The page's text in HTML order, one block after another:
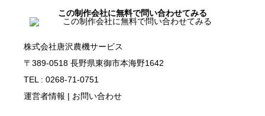
この制作会社に無料で問い合わせてみる
株式会社唐沢農機サービス
〒389-0518 長野県東御市本海野1642
TEL : 0268-71-0751
運営者情報 | お問い合わせ